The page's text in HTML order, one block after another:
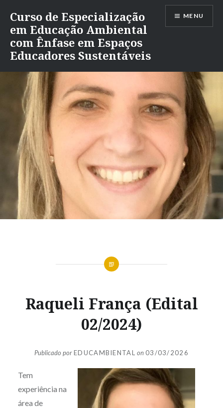
para
conteúdo
Curso de Especialização
em Educação Ambiental
com Ênfase em Espaços
Educadores Sustentáveis
MENU
Raqueli França (Edital
02/2024)
Publicado porEDUCAMBIENTAL on03/03/2026
Tem
experiência na
área de